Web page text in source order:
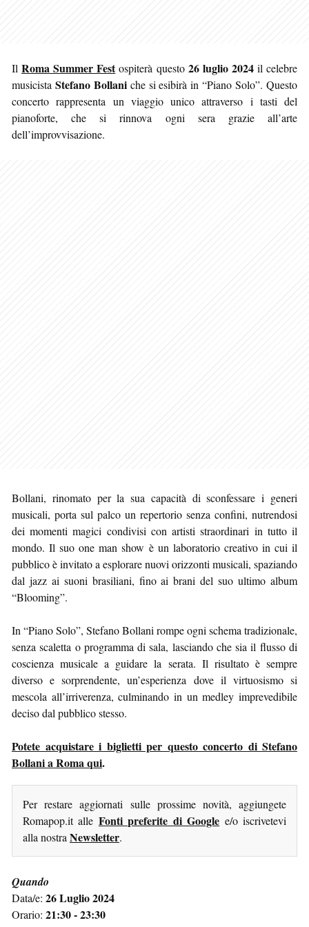
IlRoma Summer Festospiterà questo 26 luglio 2024il celebre
musicista Stefano Bollaniche si esibirà in “Piano Solo”. Questo
concerto rappresenta un viaggio unico attraverso i tasti del
pianoforte, che si rinnova ogni sera grazie all’arte
dell’improvvisazione.
Bollani, rinomato per la sua capacità di sconfessare i generi
musicali, porta sul palco un repertorio senza confini, nutrendosi
dei momenti magici condivisi con artisti straordinari in tutto il
mondo. Il suo one man show è un laboratorio creativo in cui il
pubblico è invitato a esplorare nuovi orizzonti musicali, spaziando
dal jazz ai suoni brasiliani, fino ai brani del suo ultimo album
“Blooming”.
In “Piano Solo”, Stefano Bollani rompe ogni schema tradizionale,
senza scaletta o programma di sala, lasciando che sia il flusso di
coscienza musicale a guidare la serata. Il risultato è sempre
diverso e sorprendente, un’esperienza dove il virtuosismo si
mescola all’irriverenza, culminando in un medley imprevedibile
deciso dal pubblico stesso.
Potete acquistare i biglietti per questo concerto di Stefano
Bollani a Roma qui.
Per restare aggiornati sulle prossime novità, aggiungete
Romapop.it alle Fonti preferite di Google e/o iscrivetevi
alla nostra Newsletter.
Quando
Data/e: 26 Luglio 2024
Orario: 21:30 - 23:30